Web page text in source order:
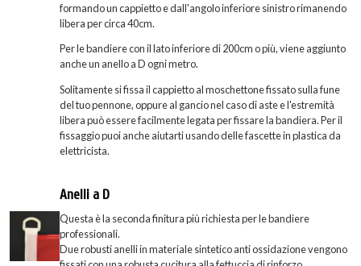
formando un cappietto e dall'angolo inferiore sinistro rimanendo
libera per circa 40cm.
Per le bandiere con il lato inferiore di 200cm o più, viene aggiunto
anche un anello a D ogni metro.
Solitamente si fissa il cappietto al moschettone fissato sulla fune
del tuo pennone, oppure al gancio nel caso di aste e l'estremità
libera può essere facilmente legata per fissare la bandiera. Per il
fissaggio puoi anche aiutarti usando delle fascette in plastica da
elettricista.
Anelli a D
Questa è la seconda finitura più richiesta per le bandiere
professionali.
Due robusti anelli in materiale sintetico anti ossidazione vengono